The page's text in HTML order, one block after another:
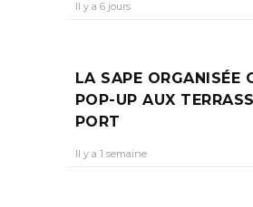
Il y a 6 jours
LA SAPE ORGANISÉE
POP-UP AUX
PORT
Il y a 1 semaine